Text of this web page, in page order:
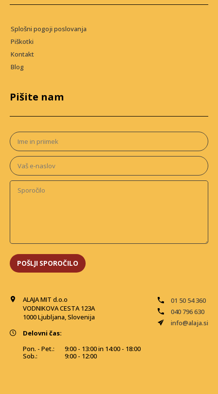
ALAJA MIT d.o.o
VODNIKOVA CESTA 123A
1000 Ljubljana, Slovenija
01 50 54 360
040 796 630
info@alaja.si
Delovni čas:
Pon. - Pet.:
Sob.:
9:00 - 13:00 in 14:00 - 18:00
9:00 - 12:00
Splošni pogoji poslovanja
Piškotki
Kontakt
Blog
Pišite nam